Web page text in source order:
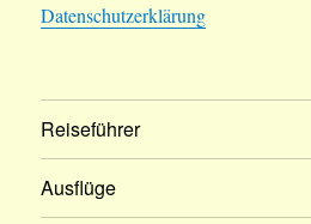
Datenschutzerklärung
Reiseführer
Ausflüge